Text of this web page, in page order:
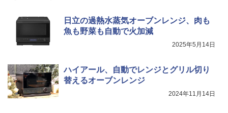
日立の過熱水蒸気オーブンレンジ、肉も
魚も野菜も自動で火加減
2025年5月14日
ハイアール、自動でレンジとグリル切り
替えるオーブンレンジ
2024年11月14日